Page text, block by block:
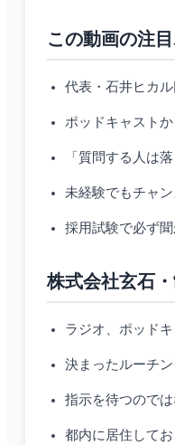
この動画の注
代表・石井ヒカ
ポッドキャスト
「質問する人は
未経験でもチャ
採用試験で必ず
株式会社玄石
ラジオ、ポッド
決まったルーチ
指示を待つので
都内に居住して